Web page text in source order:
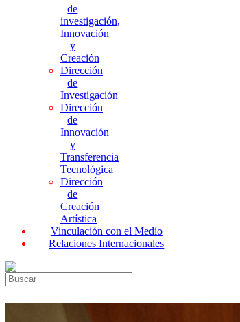
de
investigación,
Innovación
y
Creación
Dirección
de
Investigación
Dirección
de
Innovación
y
Transferencia
Tecnológica
Dirección
de
Creación
Artística
Vinculación con el Medio
Relaciones Internacionales